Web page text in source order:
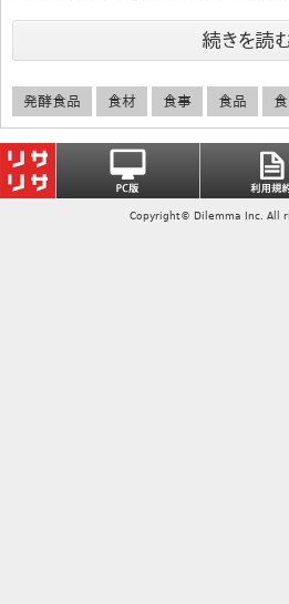
続きを読
発酵食品 食材 食事 食品
Copyright© Dilemma Inc. All